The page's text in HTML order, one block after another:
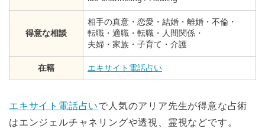
得意な相談
相手の真意・恋愛・結婚・離婚・不倫・
転職・適職・転職・人間関係・
夫婦・家族・子育て・介護
在籍 エキサイト電話占い
エキサイト電話占いで人気のアリア先生が得意な占術
はエンジェルチャネリングや透視、霊視などです。